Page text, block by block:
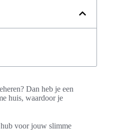
Dan heb je een
huis, waardoor je
voor jouw slimme